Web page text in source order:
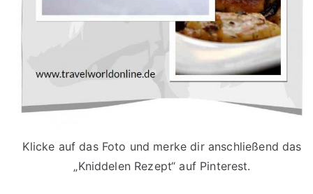
Klicke auf das Foto und merke dir anschließend das
„Kniddelen Rezept“ auf Pinterest.